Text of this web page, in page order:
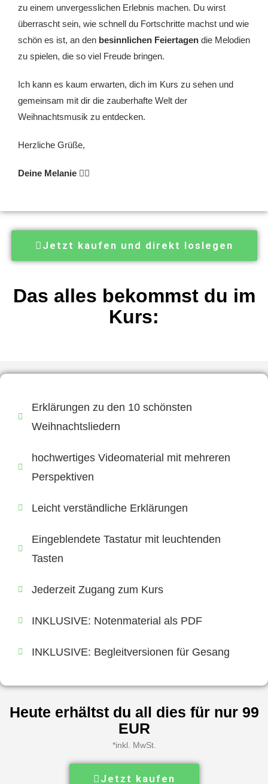
zu einem unvergesslichen Erlebnis machen. Du wirst
überrascht sein, wie schnell du Fortschritte machst und wie
schön es ist, an den besinnlichen Feiertagen die Melodien
zu spielen, die so viel Freude bringen.
Ich kann es kaum erwarten, dich im Kurs zu sehen und
gemeinsam mit dir die zauberhafte Welt der
Weihnachtsmusik zu entdecken.
Herzliche Grüße,
Deine Melanie 🙋‍♀️
Jetzt kaufen und direkt loslegen
Das alles bekommst du im
Kurs:
Erklärungen zu den 10 schönsten
Weihnachtsliedern
hochwertiges Videomaterial mit mehreren
Perspektiven
Leicht verständliche Erklärungen
Eingeblendete Tastatur mit leuchtenden
Tasten
Jederzeit Zugang zum Kurs
INKLUSIVE: Notenmaterial als PDF
INKLUSIVE: Begleitversionen für Gesang
Heute erhältst du all dies für nur 99
EUR
*inkl. MwSt.
Jetzt kaufen